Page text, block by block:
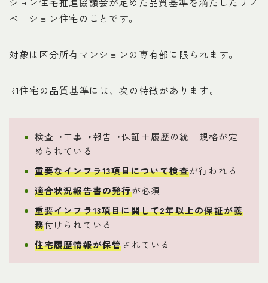
ベーション住宅のことです。
対象は区分所有マンションの専有部に限られます。
R1住宅の品質基準には、次の特徴があります。
検査→工事→報告→保証＋履歴の統一規格が定
められている
重要なインフラ13項目について検査が行われる
適合状況報告書の発行が必須
重要インフラ13項目に関して2年以上の保証が義
務付けられている
住宅履歴情報が保管されている